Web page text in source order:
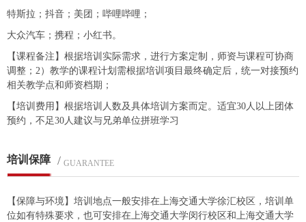
特斯拉；抖音；美团；哔哩哔哩；
大众汽车；携程；小红书。
【课程备注】根据培训实际需求，进行方案定制，师资与课程可协商
调整；2）教学的课程计划需根据培训项目最终确定后，统一对接预约
相关教学点和师资档期；
【培训费用】根据培训人数及具体培训方案而定。适宜30人以上团体
预约，不足30人建议与兄弟单位拼班学习
培训保障 / GUARANTEE
【保障与环境】培训地点一般安排在上海交通大学徐汇校区，培训单
位如有特殊要求，也可安排在上海交通大学闵行校区和上海交通大学